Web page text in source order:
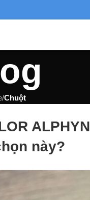
/Chuột
ALPHYN
này?